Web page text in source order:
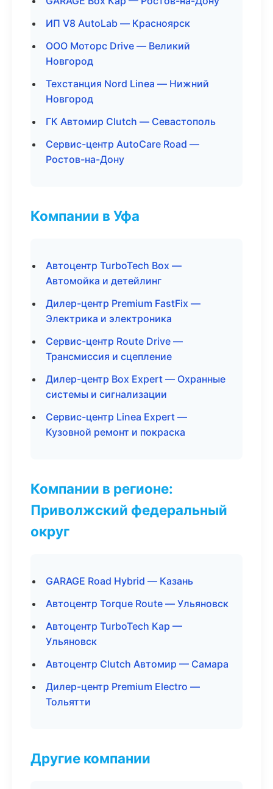
ИП V8 AutoLab — Красноярск
ООО Моторс Drive — Великий
Новгород
Техстанция Nord Linea — Нижний
Новгород
ГК Автомир Clutch — Севастополь
Сервис-центр AutoCare Road —
Ростов-на-Дону
Компании в Уфа
Автоцентр TurboTech Box —
Автомойка и детейлинг
Дилер-центр Premium FastFix —
Электрика и электроника
Сервис-центр Route Drive —
Трансмиссия и сцепление
Дилер-центр Box Expert — Охранные
системы и сигнализации
Сервис-центр Linea Expert —
Кузовной ремонт и покраска
Компании в регионе:
Приволжский федеральный
округ
GARAGE Road Hybrid — Казань
Автоцентр Torque Route — Ульяновск
Автоцентр TurboTech Кар —
Ульяновск
Автоцентр Clutch Автомир — Самара
Дилер-центр Premium Electro —
Тольятти
Другие компании